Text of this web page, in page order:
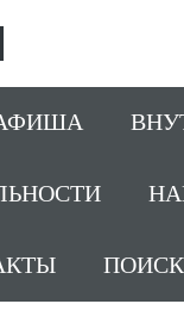
ПОИСК